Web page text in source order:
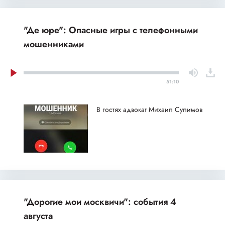
"Де юре": Опасные игры с телефонными
мошенниками
51:10
В гостях адвокат Михаил Сулимов
"Дорогие мои москвичи": события 4
августа